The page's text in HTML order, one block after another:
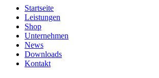
Startseite
Leistungen
Shop
Unternehmen
News
Downloads
Kontakt